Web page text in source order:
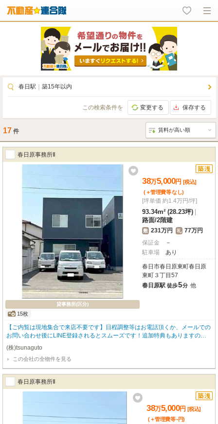
春日駅 築15年以内
この検索条件を 変更する 保存する
17 件
春日原事務所Ⅱ
貸事務所(区分)
15枚
38万5,000円 [税込]
(＋管理費等なし)
[坪単価 約1.4万円/坪]
93.34m² (28.23坪)
路面/2階建
敷 231万円 礼 77万円
保証金
－
駐車場
あり
春日市春日原東町春日原
東町３丁目57
春日原駅 徒歩5分 他
【ご内覧は現地集合で来店不要です】日程調整等はお電話頂くか、メールでの
お問い合わせ後にLINE登録されるとスムーズです！追加特典もありますので
詳細はお気軽にお問い合わせ下さい♪
(株)tsunaguto
この会社の全物件を見る
春日原事務所Ⅱ
38万5,000円 [税込]
(＋管理費等-円)